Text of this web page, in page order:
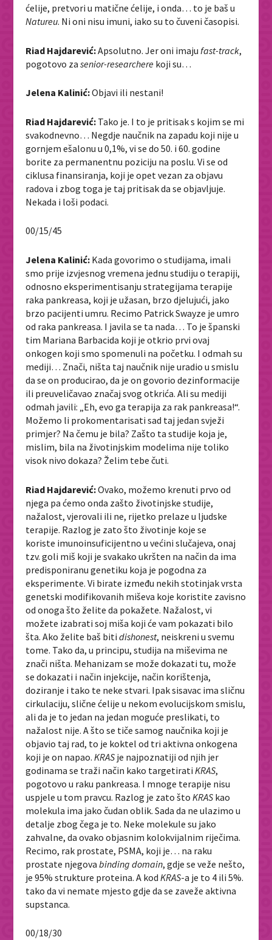
ćelije, pretvori u matične ćelije, i onda… to je baš u
Natureu. Ni oni nisu imuni, iako su to čuveni časopisi.
Riad Hajdarević:Apsolutno. Jer oni imaju fast-track,
pogotovo zasenior-researchere koji su…
Jelena Kalinić:Objavi ili nestani!
Riad Hajdarević: Tako je. I to je pritisak s kojim se mi
svakodnevno… Negdje naučnik na zapadu koji nije u
gornjem ešalonu u 0,1%, vi se do 50. i 60. godine
borite za permanentnu poziciju na poslu. Vi se od
ciklusa finansiranja, koji je opet vezan za objavu
radova i zbog toga je taj pritisak da se objavljuje.
Nekada i loši podaci.
00/15/45
Jelena Kalinić: Kada govorimo o studijama, imali
smo prije izvjesnog vremena jednu studiju o terapiji,
odnosno eksperimentisanju strategijama terapije
raka pankreasa, koji je užasan, brzo djelujući, jako
brzo pacijenti umru. Recimo Patrick Swayze je umro
od raka pankreasa. I javila se ta nada… To je španski
tim Mariana Barbacida koji je otkrio prvi ovaj
onkogen koji smo spomenuli na početku. I odmah su
mediji… Znači, ništa taj naučnik nije uradio u smislu
da se on producirao, da je on govorio dezinformacije
ili preuveličavao značaj svog otkrića. Ali su mediji
odmah javili: „Eh, evo ga terapija za rak pankreasa!“.
Možemo li prokomentarisati sad taj jedan svježi
primjer? Na čemu je bila? Zašto ta studije koja je,
mislim, bila na životinjskim modelima nije toliko
visok nivo dokaza? Želim tebe čuti.
Riad Hajdarević:Ovako, možemo krenuti prvo od
njega pa ćemo onda zašto životinjske studije,
nažalost, vjerovali ili ne, rijetko prelaze u ljudske
terapije. Razlog je zato što životinje koje se
koriste imunoinsuficijentno u većini slučajeva, onaj
tzv. goli miš koji je svakako ukršten na način da ima
predisponiranu genetiku koja je pogodna za
eksperimente. Vi birate između nekih stotinjak vrsta
genetski modifikovanih miševa koje koristite zavisno
od onoga što želite da pokažete. Nažalost, vi
možete izabrati soj miša koji će vam pokazati bilo
šta. Ako želite baš bitidishonest, neiskreni u svemu
tome. Tako da, u principu, studija na miševima ne
znači ništa. Mehanizam se može dokazati tu, može
se dokazati i način injekcije, način korištenja,
doziranje i tako te neke stvari. Ipak sisavac ima sličnu
cirkulaciju, slične ćelije u nekom evolucijskom smislu,
ali da je to jedan na jedan moguće preslikati, to
nažalost nije. A što se tiče samog naučnika koji je
objavio taj rad, to je koktel od tri aktivna onkogena
koji je on napao.KRAS je najpoznatiji od njih jer
godinama se traži način kako targetiratiKRAS,
pogotovo u raku pankreasa. I mnoge terapije nisu
uspjele u tom pravcu. Razlog je zato štoKRAS kao
molekula ima jako čudan oblik. Sada da ne ulazimo u
detalje zbog čega je to. Neke molekule su jako
zahvalne, da ovako objasnim kolokvijalnim riječima.
Recimo, rak prostate, PSMA, koji je… na raku
prostate njegovabinding domain, gdje se veže nešto,
je 95% strukture proteina. A kodKRAS-a je to 4 ili 5%.
tako da vi nemate mjesto gdje da se zaveže aktivna
supstanca.
00/18/30